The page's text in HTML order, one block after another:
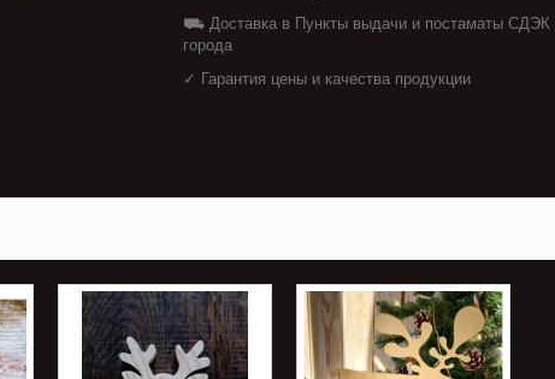
⛟ Доставка в Пункты выдачи и постаматы СДЭК
города
✓ Гарантия цены и качества продукции